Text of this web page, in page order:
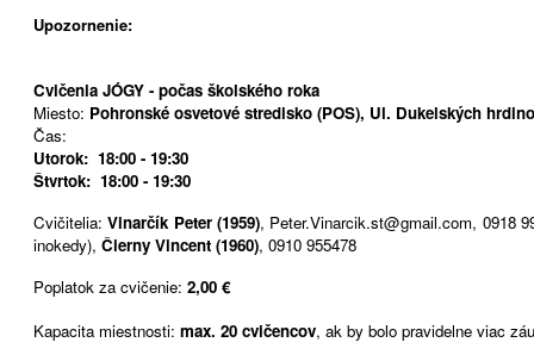
Upozornenie:
Cvičenia JÓGY - počas školského roka
Miesto: Pohronské osvetové stredisko (POS), Ul. Dukelských
Čas:
Utorok: 18:00 - 19:30
Štvrtok: 18:00 - 19:30
Cvičitelia: Vinarčík Peter (1959), Peter.Vinarcik.st@gmail.com, 0918
inokedy), Čierny Vincent (1960), 0910 955478
Poplatok za cvičenie: 2,00 €
Kapacita miestnosti: max. 20 cvičencov, ak by bolo pravidelne viac